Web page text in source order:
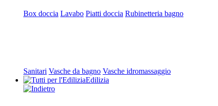
Box doccia Lavabo Piatti doccia Rubinetteria bagno
Sanitari Vasche da bagno Vasche idromassaggio
Edilizia